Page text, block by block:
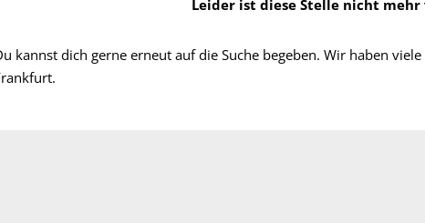
Leider ist diese Stelle nicht
kannst dich gerne erneut auf die Suche begeben. Wir haben